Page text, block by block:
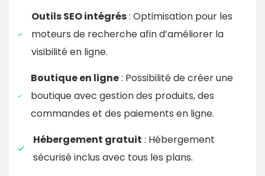
Outils SEO intégrés: Optimisation pour les
moteurs de recherche afin d’améliorer la
visibilité en ligne.​
Boutique en ligne: Possibilité de créer une
boutique avec gestion des produits, des
commandes et des paiements en ligne. ​
Hébergement gratuit : Hébergement
sécurisé inclus avec tous les plans. ​